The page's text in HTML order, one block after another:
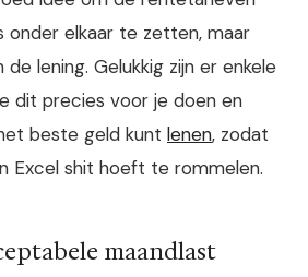
onder elkaar te zetten, maar
lening. Gelukkig zijn er enkele
dit precies voor je doen en
beste geld kunt lenen, zodat
Excel shit hoeft te rommelen.
maandlast